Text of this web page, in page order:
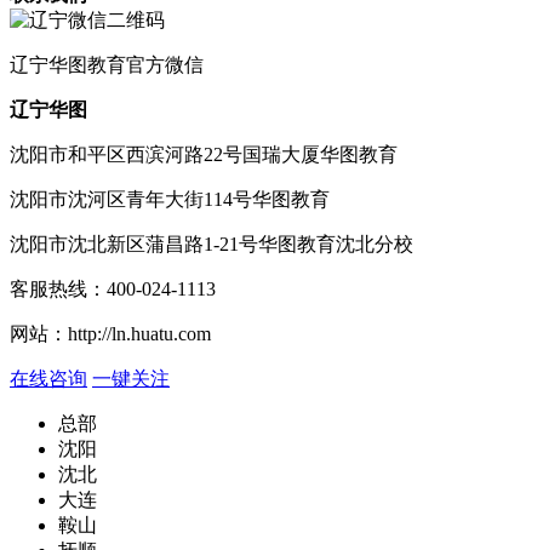
辽宁华图教育官方微信
辽宁华图
沈阳市和平区西滨河路22号国瑞大厦华图教育
沈阳市沈河区青年大街114号华图教育
沈阳市沈北新区蒲昌路1-21号华图教育沈北分校
客服热线： 400-024-1113
网站： http://ln.huatu.com
在线咨询 一键关注
总部
沈阳
沈北
大连
鞍山